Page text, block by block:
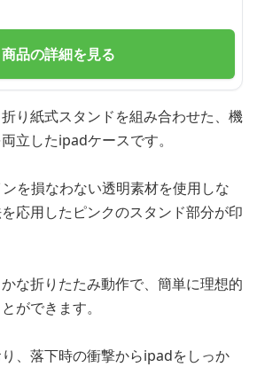
商品の詳細を見る
り紙式スタンドを組み合わせた、機
立したipadケースです。
を損なわない透明素材を使用しな
応用したピンクのスタンド部分が印
な折りたたみ動作で、簡単に理想的
ができます。
、落下時の衝撃からipadをしっか